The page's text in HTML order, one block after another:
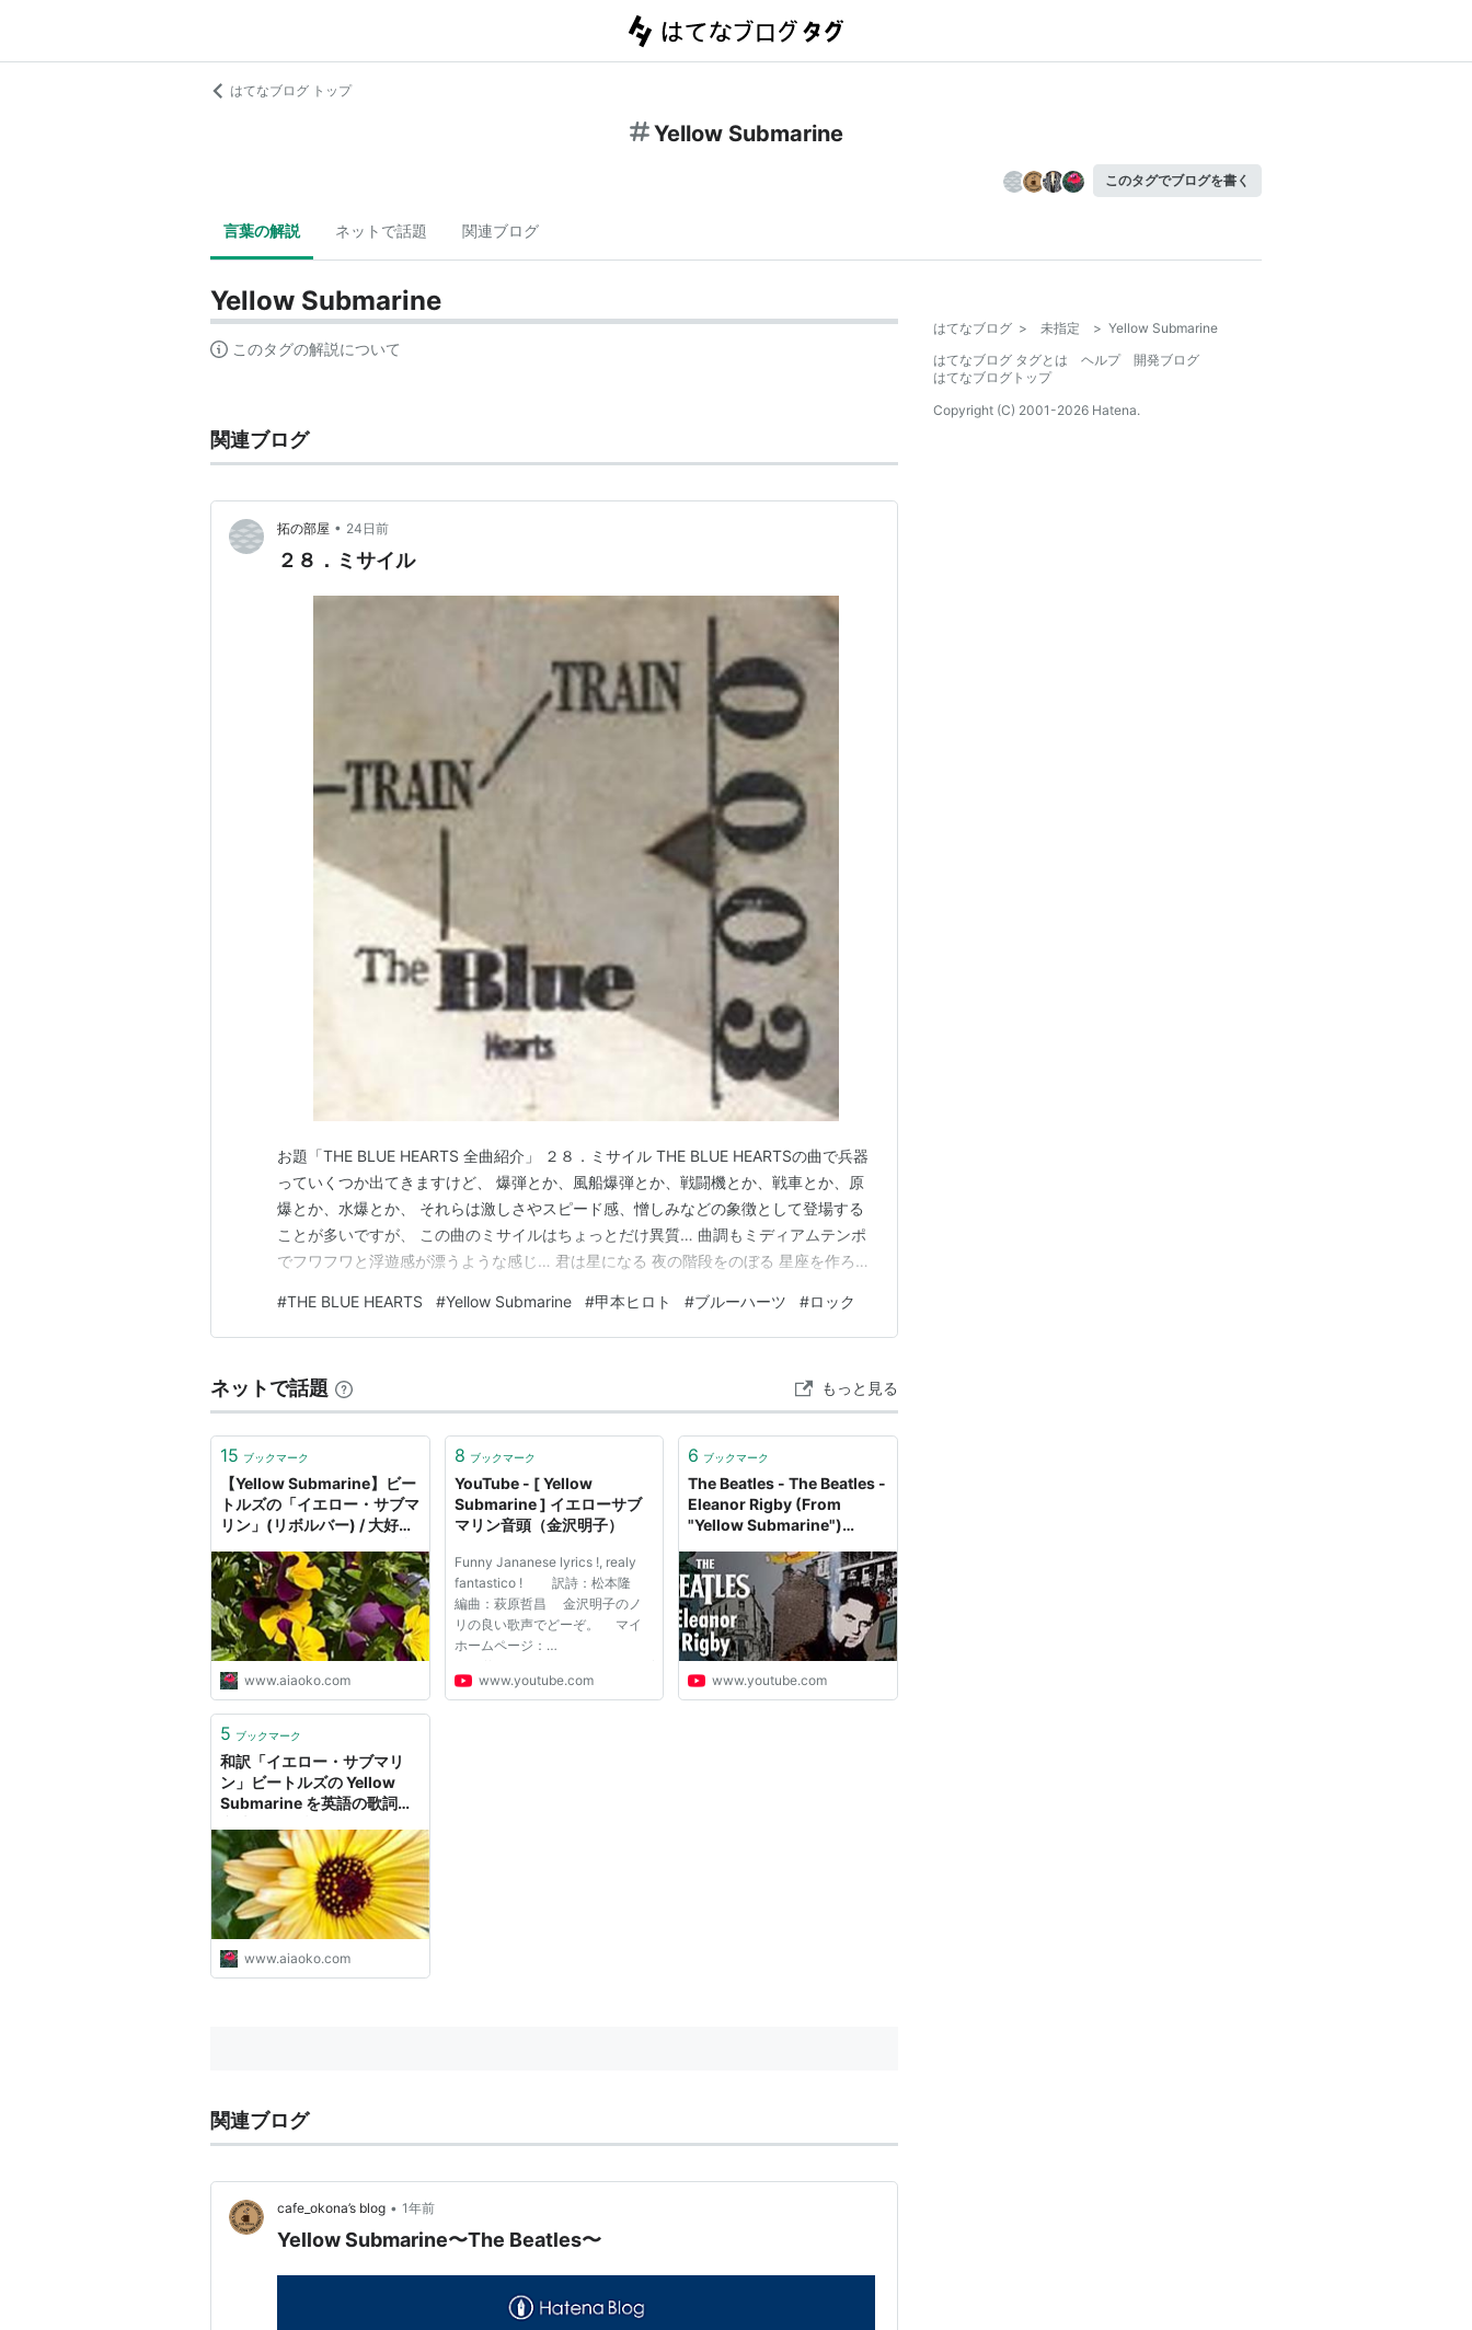
はてなブログ トップ
Yellow Submarine
このタグでブログを書く
言葉の解説 ネットで話題 関連ブログ
Yellow Submarine
このタグの解説について
関連ブログ
拓の部屋 • 24日前
２８．ミサイル
お題「THE BLUE HEARTS 全曲紹介」 ２８．ミサイル THE BLUE HEARTSの曲で兵器
っていくつか出てきますけど、 爆弾とか、風船爆弾とか、戦闘機とか、戦車とか、原
爆とか、水爆とか、 それらは激しさやスピード感、憎しみなどの象徴として登場する
ことが多いですが、 この曲のミサイルはちょっとだけ異質… 曲調もミディアムテンポ
でフワフワと浮遊感が漂うような感じ… 君は星になる 夜の階段をのぼる 星座を作ろう
いう意味合いだと、The BeatlesのYellow Submarin…
#THE BLUE HEARTS #Yellow Submarine #甲本ヒロト #ブルーハーツ #ロック
ネットで話題 もっと見る
15 ブックマーク
【Yellow Submarine】ビー
トルズの「イエロー・サブマ
リン」(リボルバー) / 大好き
知症の予防と対策」を -
Arigato 毎日幸せを感じる
「懐かしい曲」と「思い出」
と「終活」
www.aiaoko.com
8 ブックマーク
YouTube - [ Yellow
Submarine ] イエローサブ
マリン音頭（金沢明子）
Funny Jananese lyrics !, realy
fantastico ! 訳詩：松本隆
編曲：萩原哲昌 金沢明子のノ
リの良い歌声でどーぞ。 マイ
ホームページ：
k1sasaki/
www.youtube.com
6 ブックマーク
The Beatles - The Beatles -
Eleanor Rigby (From
"Yellow Submarine")
www.youtube.com
5 ブックマーク
和訳「イエロー・サブマリ
ン」ビートルズの Yellow
Submarine を英語の歌詞の
日幸せを感じる「懐かしい
曲」と「思い出」と「終活」
www.aiaoko.com
関連ブログ
cafe_okona’s blog • 1年前
Yellow Submarine〜The Beatles〜
はてなブログ > 未指定 > Yellow Submarine
はてなブログ タグとは
ヘルプ
開発ブログ
はてなブログトップ
Copyright (C) 2001-2026 Hatena.